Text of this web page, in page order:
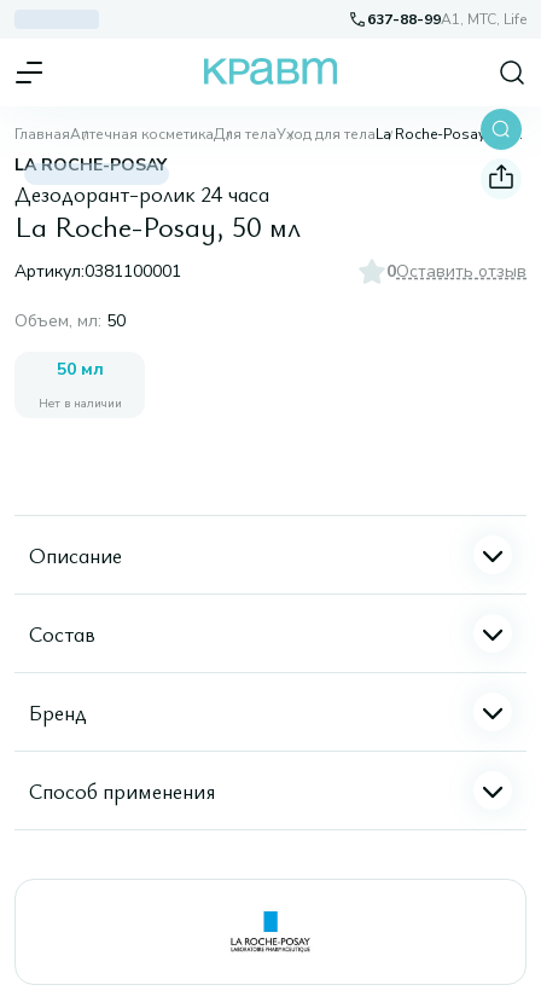
637-88-99A1, МТС, Life
ГлавнаяАптечная косметикаДля телаУход для тела La Roche-Posay, 50 мл
LA ROCHE-POSAY
Дезодорант-ролик 24 часа
La Roche-Posay, 50 мл
Артикул:0381100001 0Оставить отзыв
Объем, мл: 50
50 мл
Нет в наличии
Описание
Состав
Бренд
Способ применения